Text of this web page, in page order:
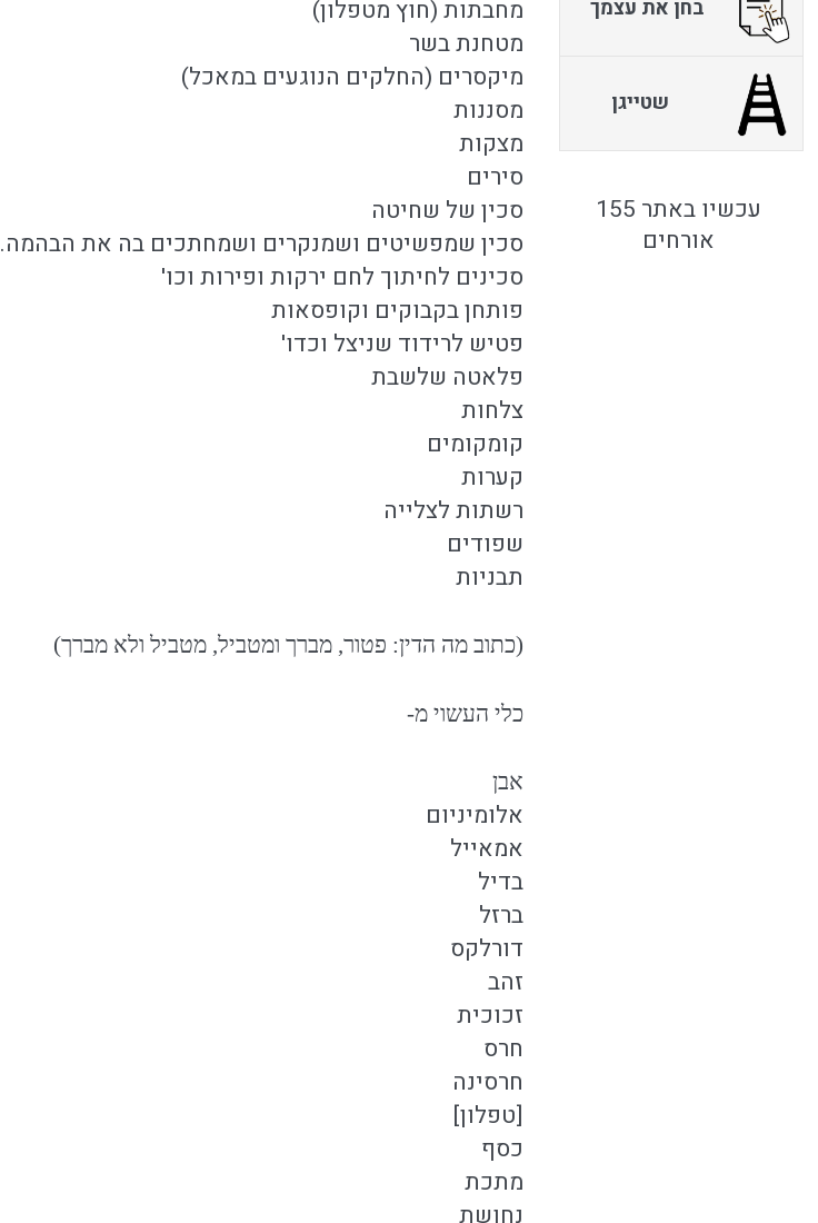
מחבתות (חוץ מטפלון)
מטחנת בשר
מיקסרים (החלקים הנוגעים במאכל)
מסננות
מצקות
סירים
סכין של שחיטה
סכין שמפשיטים ושמנקרים ושמחתכים בה את הבהמה.
סכינים לחיתוך לחם ירקות ופירות וכו'
פותחן בקבוקים וקופסאות
פטיש לרידוד שניצל וכדו'
פלאטה שלשבת
צלחות
קומקומים
קערות
רשתות לצלייה
שפודים
תבניות
(כתוב מה הדין: פטור, מברך ומטביל, מטביל ולא מברך)
כלי העשוי מ-
אבן
אלומיניום
אמאייל
בדיל
ברזל
דורלקס
זהב
זכוכית
חרס
חרסינה
[טפלון]
כסף
מתכת
נחושת
בחן את עצמך
שטייגן
עכשיו באתר 155
אורחים